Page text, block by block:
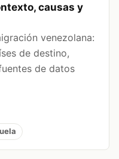
causas y
venezolana:
de destino,
de datos